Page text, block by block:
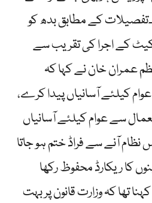
کے مطابق بدھ کو
کے اجرا کی تقریب سے
عمران خان نے کہا کہ
کیلئے آسانیاں پیدا کرے،
سے عوام کیلئے آسانیاں
نظام آنے سے فراڈ ختم ہو جاتا
کا ریکارڈ محفوظ رکھا
تھا کہ وزارت قانون پر بہت